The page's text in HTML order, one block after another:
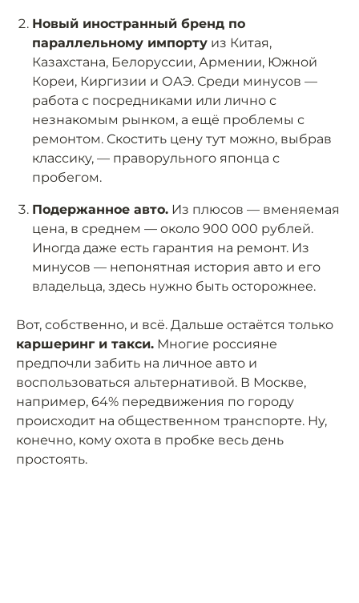
Новый иностранный бренд по
параллельному импорту из Китая,
Казахстана, Белоруссии, Армении, Южной
Кореи, Киргизии и ОАЭ. Среди минусов —
работа с посредниками или лично с
незнакомым рынком, а ещё проблемы с
ремонтом. Скостить цену тут можно, выбрав
классику, — праворульного японца с
пробегом.
Подержанное авто. Из плюсов — вменяемая
цена, в среднем — около 900 000 рублей.
Иногда даже есть гарантия на ремонт. Из
минусов — непонятная история авто и его
владельца, здесь нужно быть осторожнее.
Вот, собственно, и всё. Дальше остаётся только
каршеринг и такси. Многие россияне
предпочли забить на личное авто и
воспользоваться альтернативой. В Москве,
например, 64% передвижения по городу
происходит на общественном транспорте. Ну,
конечно, кому охота в пробке весь день
простоять.